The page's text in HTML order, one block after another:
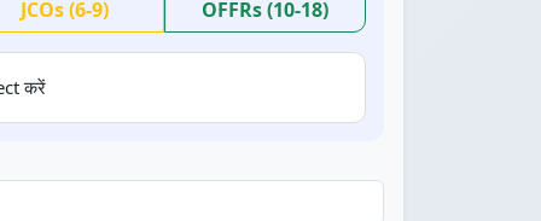
JCOs (6-9) OFFRs (10-18)
करें